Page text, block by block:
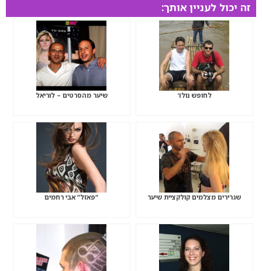
זה יכול לעניין אותך:
לחופש נולד שיער מהסרטים – לוריאל
שגרירים מצלמים קולקציית שיער “פאזל” אבי רחמים